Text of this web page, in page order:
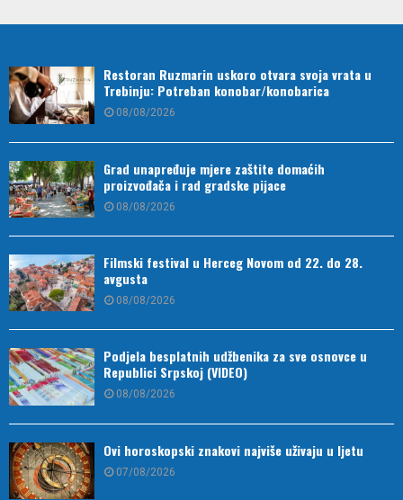
Restoran Ruzmarin uskoro otvara svoja vrata u
Trebinju: Potreban konobar/konobarica
08/08/2026
Grad unapređuje mjere zaštite domaćih
proizvođača i rad gradske pijace
08/08/2026
Filmski festival u Herceg Novom od 22. do 28.
avgusta
08/08/2026
Podjela besplatnih udžbenika za sve osnovce u
Republici Srpskoj (VIDEO)
08/08/2026
Ovi horoskopski znakovi najviše uživaju u ljetu
07/08/2026